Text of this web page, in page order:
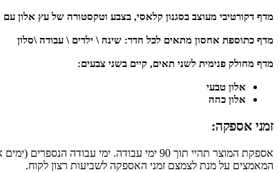
מדף דקורטיבי מעוצב בסגנון קלאסי, בצבע וטקסטורה של עץ אלון
מדף כתוספת אחסון מתאים לכל חדר: שינה \ ילדים \ עבודה \סלון
מדף מחולק פנימית לשני תאים, קיים בשני צבעים:
אלון טבעי
אלון כהה
זמני אספקה:
אספקת המוצר תהיי תוך 90 ימי עבודה.
המאמצים על מנת לצמצם זמני האספקה לשביעות רצון לקוח.